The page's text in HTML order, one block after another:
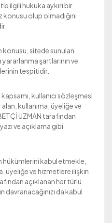
ilgili hukuka aykırı bir
olup olmadığını
konusu, sitede sunulan
şartlarının ve
tespitidir.
kullanıcı sözleşmesi
kullanıma, üyeliğe ve
UZMAN tarafından
ve açıklama gibi
hükümlerini kabul etmekle,
üyeliğe ve hizmetlere ilişkin
açıklanan her türlü
davranacağınızı da kabul